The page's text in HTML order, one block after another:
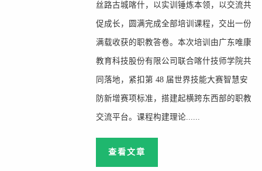
丝路古城喀什，以实训锤炼本领，以交流共
促成长，圆满完成全部培训课程，交出一份
满载收获的职教答卷。本次培训由广东唯康
教育科技股份有限公司联合喀什技师学院共
同落地，紧扣第 48 届世界技能大赛智慧安
防新增赛项标准，搭建起横跨东西部的职教
交流平台。课程构建理论......
查看文章